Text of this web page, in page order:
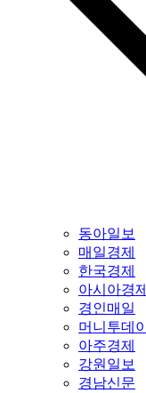
동아일보
매일경제
한국경제
아시아경제
경인매일
머니투데이
아주경제
강원일보
경남신문